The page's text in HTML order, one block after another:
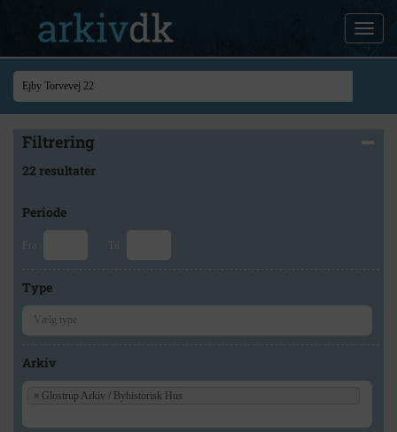
Filtrering
22 resultater
Periode
Fra Til
Type
Arkiv
× Glostrup Arkiv / Byhistorisk Hus